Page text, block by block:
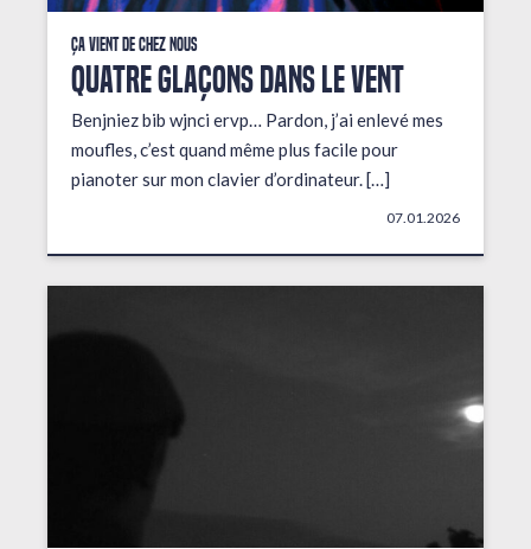
Ça vient de chez nous
QUATRE GLAÇONS DANS LE VENT
Benjniez bib wjnci ervp… Pardon, j’ai enlevé mes
moufles, c’est quand même plus facile pour
pianoter sur mon clavier d’ordinateur. […]
07.01.2026